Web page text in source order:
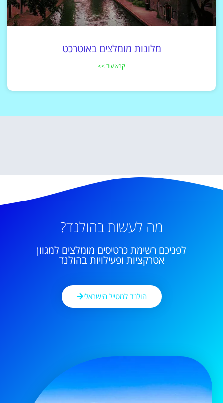
מלונות מומלצים באוטרכט
קרא עוד >>
מה לעשות בהולנד?
לפניכם רשימת כרטיסים מומלצים למגוון
אטרקציות ופעילויות בהולנד
הולנד למטייל הישראלי